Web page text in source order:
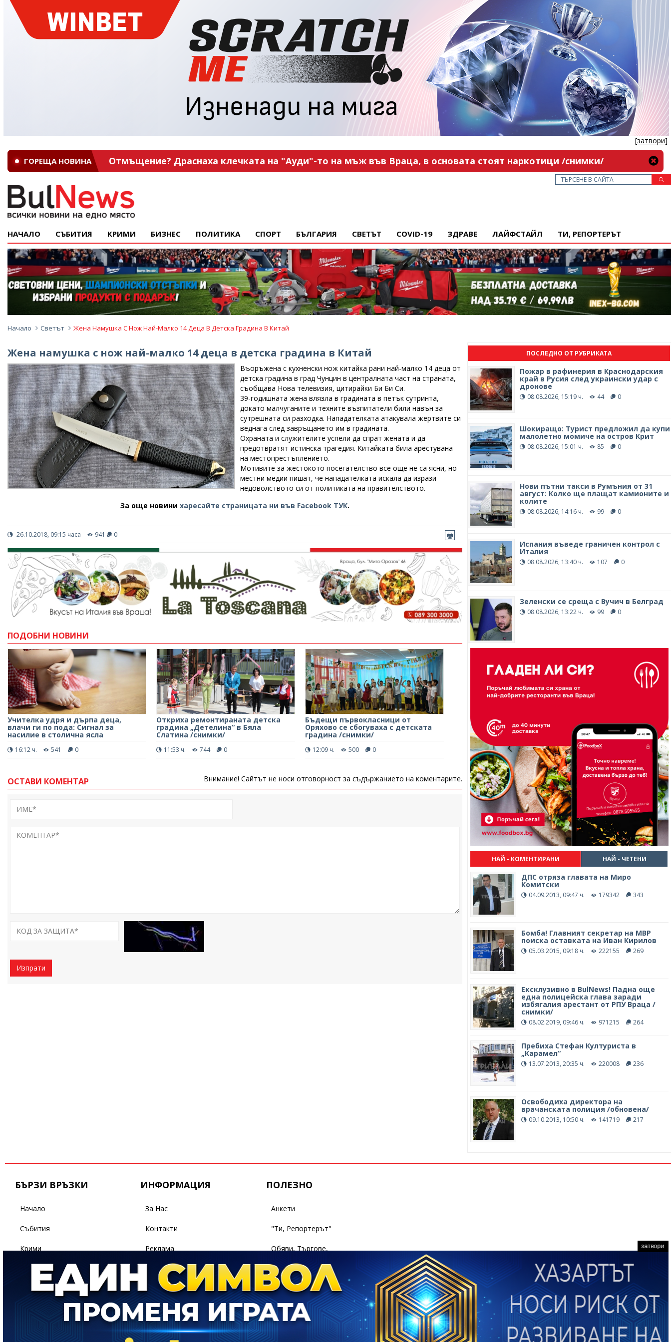
[затвори]
ГОРЕЩА НОВИНА Отмъщение? Драснаха клечката на "Ауди"-то на мъж във Враца, в основата стоят наркотици /снимки/
НАЧАЛО СЪБИТИЯ КРИМИ БИЗНЕС ПОЛИТИКА СПОРТ БЪЛГАРИЯ СВЕТЪТ COVID-19 ЗДРАВЕ ЛАЙФСТАЙЛ ТИ, РЕПОРТЕРЪТ
Начало Светът Жена Намушка С Нож Най-Малко 14 Деца В Детска Градина В Китай
Жена намушка с нож най-малко 14 деца в детска градина в Китай
Въоръжена с кухненски нож китайка рани най-малко 14 деца от
детска градина в град Чунцин в централната част на страната,
съобщава Нова телевизия, цитирайки Би Би Си.
39-годишната жена влязла в градината в петък сутринта,
докато малчуганите и техните възпитатели били навън за
сутрешната си разходка. Нападателката атакувала жертвите си
веднага след завръщането им в градината.
Охраната и служителите успели да спрат жената и да
предотвратят истинска трагедия. Китайката била арестувана
на местопрестъплението.
Мотивите за жестокото посегателство все още не са ясни, но
местни медии пишат, че нападателката искала да изрази
недоволството си от политиката на правителството.
За още новинихаресайте страницата ни във Facebook ТУК.
26.10.2018, 09:15 часа 941 0
ПОДОБНИ НОВИНИ
Учителка удря и дърпа деца,
влачи ги по пода: Сигнал за
насилие в столична ясла
16:12 ч. 541 0
Откриха ремонтираната детска
градина „Детелина“ в Бяла
Слатина /снимки/
11:53 ч. 744 0
Бъдещи първокласници от
Оряхово се сбогуваха с детската
градина /снимки/
12:09 ч. 500 0
ОСТАВИ КОМЕНТАР Внимание! Сайтът не носи отговорност за съдържанието на коментарите.
Изпрати
ПОСЛЕДНО ОТ РУБРИКАТА
Пожар в рафинерия в Краснодарския
край в Русия след украински удар с
дронове
08.08.2026, 15:19 ч. 44 0
Шокиращо: Турист предложил да купи
малолетно момиче на остров Крит
08.08.2026, 15:01 ч. 85 0
Нови пътни такси в Румъния от 31
август: Колко ще плащат камионите и
колите
08.08.2026, 14:16 ч. 99 0
Испания въведе граничен контрол с
Италия
08.08.2026, 13:40 ч. 107 0
Зеленски се среща с Вучич в Белград
08.08.2026, 13:22 ч. 99 0
НАЙ - КОМЕНТИРАНИ НАЙ - ЧЕТЕНИ
ДПС отряза главата на Миро
Комитски
04.09.2013, 09:47 ч. 179342 343
Бомба! Главният секретар на МВР
поиска оставката на Иван Кирилов
05.03.2015, 09:18 ч. 222155 269
Ексклузивно в BulNews! Падна още
една полицейска глава заради
избягалия арестант от РПУ Враца /
снимки/
08.02.2019, 09:46 ч. 971215 264
Пребиха Стефан Културиста в
„Карамел“
13.07.2013, 20:35 ч. 220008 236
Освободиха директора на
врачанската полиция /обновена/
09.10.2013, 10:50 ч. 141719 217
БЪРЗИ ВРЪЗКИ
Начало
Събития
Крими
Бизнес
Политика
ИНФОРМАЦИЯ
За Нас
Контакти
Реклама
Условия За Ползване
Поверителност
ПОЛЕЗНО
Анкети
"Ти, Репортерът"
Обяви, Търгове,
затвори